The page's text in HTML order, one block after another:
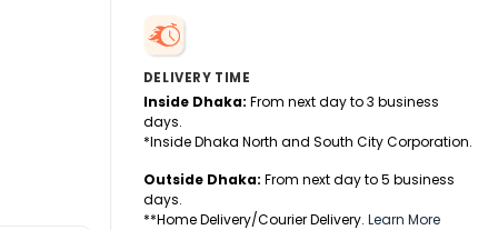
DELIVERY TIME
Inside Dhaka: From next day to 3 business
days.
*Inside Dhaka North and South City Corporation.
Outside Dhaka: From next day to 5 business
days.
**Home Delivery/Courier Delivery. Learn More